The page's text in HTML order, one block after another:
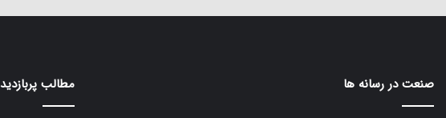
صنعت در رسانه ها مطالب پربازدید